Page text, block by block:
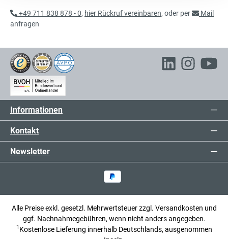
+49 711 838 878 - 0, hier Rückruf vereinbaren, oder per
Mail
anfragen
Informationen
Kontakt
Newsletter
Alle Preise exkl. gesetzl. Mehrwertsteuer zzgl. Versandkosten und
ggf. Nachnahmegebühren, wenn nicht anders angegeben.
1 Kostenlose Lieferung innerhalb Deutschlands, ausgenommen